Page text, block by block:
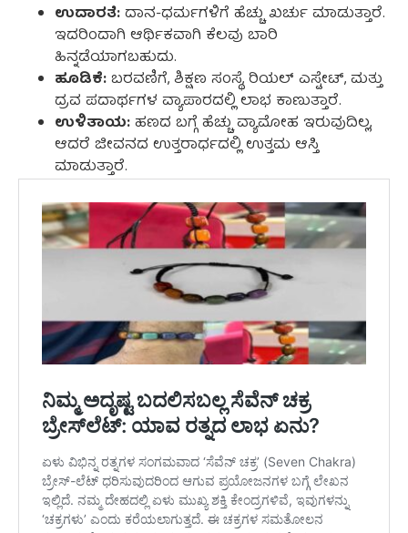
ಉದಾರತೆ:ದಾನ-ಧರ್ಮಗಳಿಗೆ ಹೆಚ್ಚು ಖರ್ಚು ಮಾಡುತ್ತಾರೆ.
ಇದರಿಂದಾಗಿ ಆರ್ಥಿಕವಾಗಿ ಕೆಲವು ಬಾರಿ
ಹಿನ್ನಡೆಯಾಗಬಹುದು.
ಹೂಡಿಕೆ:ಬರವಣಿಗೆ, ಶಿಕ್ಷಣ ಸಂಸ್ಥೆ, ರಿಯಲ್ ಎಸ್ಟೇಟ್, ಮತ್ತು
ದ್ರವ ಪದಾರ್ಥಗಳ ವ್ಯಾಪಾರದಲ್ಲಿ ಲಾಭ ಕಾಣುತ್ತಾರೆ.
ಉಳಿತಾಯ:ಹಣದ ಬಗ್ಗೆ ಹೆಚ್ಚು ವ್ಯಾಮೋಹ ಇರುವುದಿಲ್ಲ,
ಆದರೆ ಜೀವನದ ಉತ್ತರಾರ್ಧದಲ್ಲಿ ಉತ್ತಮ ಆಸ್ತಿ
ಮಾಡುತ್ತಾರೆ.